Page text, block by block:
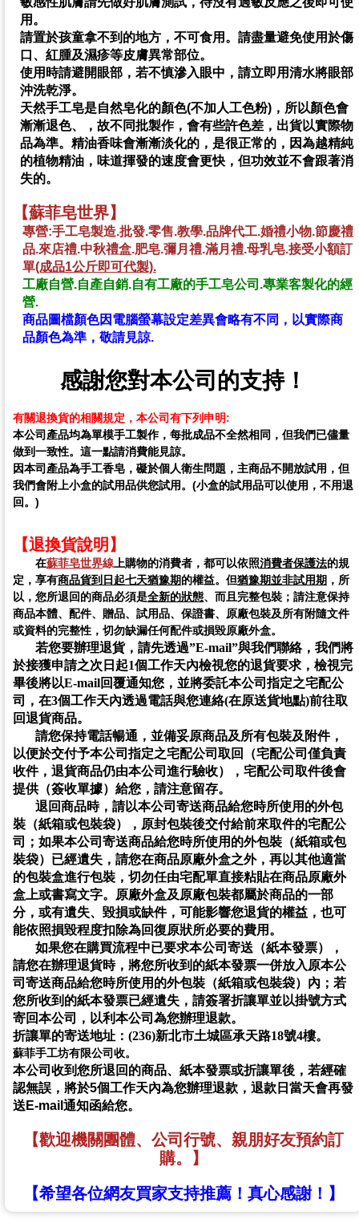
用。
請置於孩童拿不到的地方，不可食用。請盡量避免使用於傷
口、紅腫及濕疹等皮膚異常部位。
使用時請避開眼部，若不慎滲入眼中，請立即用清水將眼部
沖洗乾淨。
天然手工皂是自然皂化的顏色(不加人工色粉)，所以顏色會
漸漸退色、，故不同批製作，會有些許色差，出貨以實際物
品為準。精油香味會漸漸淡化的，是很正常的，因為越精純
的植物精油，味道揮發的速度會更快，但功效並不會跟著消
失的。
【蘇菲皂世界】
專營:手工皂製造.批發.零售.教學.品牌代工.婚禮小物.節慶禮
品.來店禮.中秋禮盒.肥皂.彌月禮.滿月禮.母乳皂.接受小額訂
單(成品1公斤即可代製).手工皂工廠
工廠自營.自產自銷.自有工廠的手工皂公司.專業客製化的經
營.
商品圖檔顏色因電腦螢幕設定差異會略有不同，以實際商
品顏色為準，敬請見諒.
感謝您對本公司的支持！
有關退換貨的相關規定，本公司有下列申明:
本公司產品均為單模手工製作，每批成品不全然相同，但我們已儘量
做到一致性。這一點請消費能見諒。
因本司產品為手工香皂，礙於個人衛生問題， 主商品不開放試用 ，但
我們會附上小盒的試用品供您試用。 (小盒的試用品可以使用，不用退
回。)
【退換貨說明】
在蘇菲皂世界線上購物的消費者，都可以依照消費者保護法的規
定，享有商品貨到日起七天猶豫期 的權益。但猶豫期並非試用期 ，所
以，您所退回的商品必須是全新的狀態、而且完整包裝；請注意保持
商品本體、配件、贈品、試用品、保證書、原廠包裝及所有附隨文件
或資料的完整性，切勿缺漏任何配件或損毀原廠外盒。
若您要辦理退貨，請先透過”E-mail”與我們聯絡，我們將
於接獲申請之次日起1個工作天內檢視您的退貨要求，檢視完
畢後將以E-mail回覆通知您，並將委託本公司指定之宅配公
司，在3個工作天內透過電話與您連絡(在原送貨地點)前往取
回退貨商品。
請您保持電話暢通，並備妥原商品及所有包裝及附件，
以便於交付予本公司指定之宅配公司取回
（宅配公司僅負責
收件，退貨商品仍由本公司進行驗收）
，宅配公司取件後會
提供（簽收單據）給您，請注意留存。
退回商品時，請以本公司寄送商品給您時所使用的外包
裝（紙箱或包裝袋），原封包裝後交付給前來取件的宅配公
司；如果本公司寄送商品給您時所使用的外包裝（紙箱或包
裝袋）已經遺失，請您在商品原廠外盒之外，再以其他適當
的包裝盒進行包裝， 切勿任由宅配單直接粘貼在商品原廠外
盒上或書寫文字。原廠外盒及原廠包裝都屬於商品的一部
分，或有遺失、毀損或缺件，可能影響您退貨的權益，也可
能依照損毀程度扣除為回復原狀所必要的費用。
如果您在購買流程中已要求本公司寄送 （紙本發票），
請您在辦理退貨時，將您所收到的紙本發票一併放入原本公
司寄送商品給您時所使用的外包裝（紙箱或包裝袋）內；若
您所收到的紙本發票已經遺失，請簽署折讓單並以掛號方式
寄回本公司，以利本公司為您辦理退款。
折讓單的寄送地址：(236)新北市土城區承天路18號4樓。
蘇菲手工坊有限公司收。
本公司收到您所退回的商品、紙本發票或折讓單後，若經確
認無誤，將於5個工作天內為您辦理退款，退款日當天會再發
送E-mail通知函給您。
【歡迎機關團體、公司行號、親朋好友預約訂
購。】
【希望各位網友買家支持推薦！真心感謝！】